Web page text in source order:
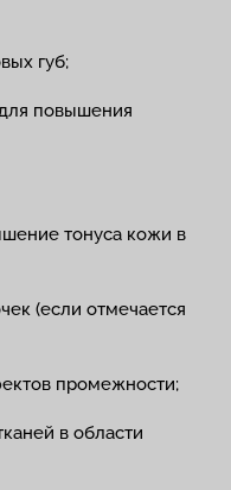
губ;
повышения
тонуса кожи в
(если отмечается
промежности;
в области